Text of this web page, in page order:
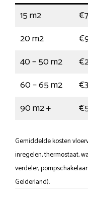
15 m2
20 m2
40 – 50 m2
60 – 65 m2
90 m2 +
Gemiddelde kosten
inregelen, thermostaat,
verdeler,
Gelderland).